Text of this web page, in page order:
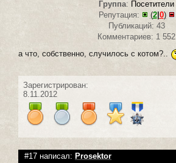
Группа: Посетители
Репутация:
(2| 0)
Публикаций: 43
Комментариев: 1 552
а что, собственно, случилось с котом?..
Зарегистрирован:
8.11.2012
#17 написал: Prosektor